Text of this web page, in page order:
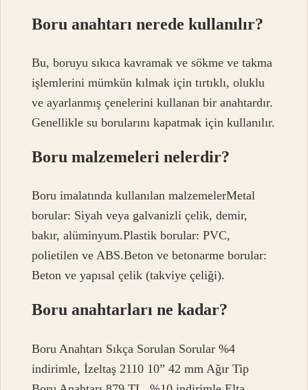
Boru anahtarı nerede kullanılır?
Bu, boruyu sıkıca kavramak ve sökme ve takma
işlemlerini mümkün kılmak için tırtıklı, oluklu
ve ayarlanmış çenelerini kullanan bir anahtardır.
Genellikle su borularını kapatmak için kullanılır.
Boru malzemeleri nelerdir?
Boru imalatında kullanılan malzemelerMetal
borular: Siyah veya galvanizli çelik, demir,
bakır, alüminyum.Plastik borular: PVC,
polietilen ve ABS.Beton ve betonarme borular:
Beton ve yapısal çelik (takviye çeliği).
Boru anahtarları ne kadar?
Boru Anahtarı Sıkça Sorulan Sorular %4
indirimle, İzeltaş 2110 10” 42 mm Ağır Tip